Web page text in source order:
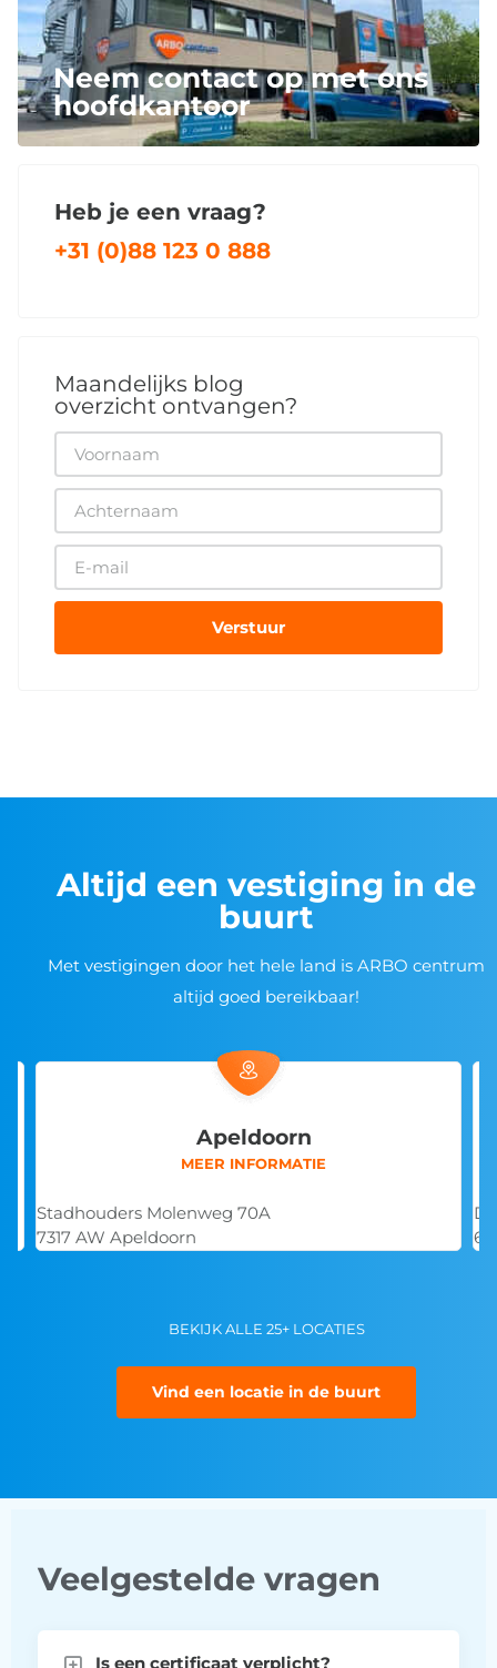
Neem contact op met ons
hoofdkantoor
Heb je een vraag?
+31 (0)88 123 0 888
Maandelijks blog
overzicht ontvangen?
Verstuur
Altijd een vestiging in de
buurt
Met vestigingen door het hele land is ARBO centrum
altijd goed bereikbaar!
Arnhem
MEER INFORMATIE
De Overmaat 30
6831 AH Arnhem
BEKIJK ALLE 25+ LOCATIES
Vind een locatie in de buurt
Veelgestelde vragen
Is een certificaat verplicht?